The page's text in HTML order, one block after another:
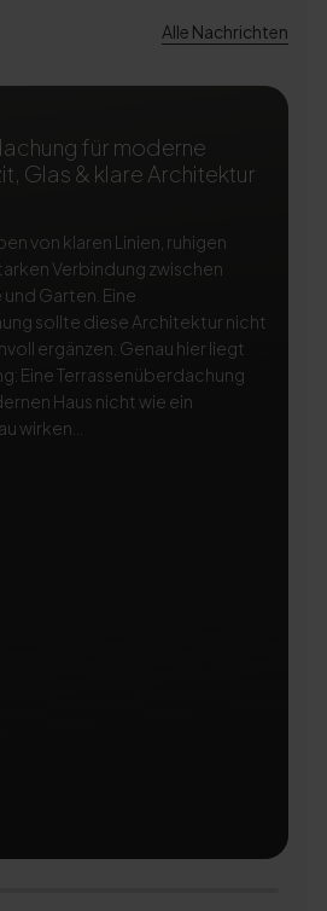
Alle Nachrichten
für moderne
Glas & klare Architektur
von klaren Linien, ruhigen
Verbindung zwischen
und Garten. Eine
sollte diese Architektur nicht
ergänzen. Genau hier liegt
Eine Terrassenüberdachung
Haus nicht wie ein
wirken...